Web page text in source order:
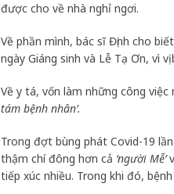
được cho về nhà nghỉ ngơi.
Về phần mình, bác sĩ Định cho
ngày Giáng sinh và Lễ Tạ Ơn, vì
Về y tá, vốn làm những công
tám bệnh nhân’.
Trong đợt bùng phát Covid-19
thậm chí đông hơn cả ‘người Mễ’
tiếp xúc nhiều. Trong khi đó,